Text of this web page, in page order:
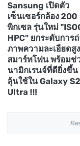
Sansung เปิดตัว
เซ็นเซอร์กล้อง 200
พิกเซล รุ่นใหม่
HPC" ยกระดับการ
ภาพความละเอียดสู
สมาร์ทโฟน พร้อมช่
นามิกเรนจ์ที่ดียิ่งขึ้น
ลุ้นใช้ใน Galaxy
Ultra !!!